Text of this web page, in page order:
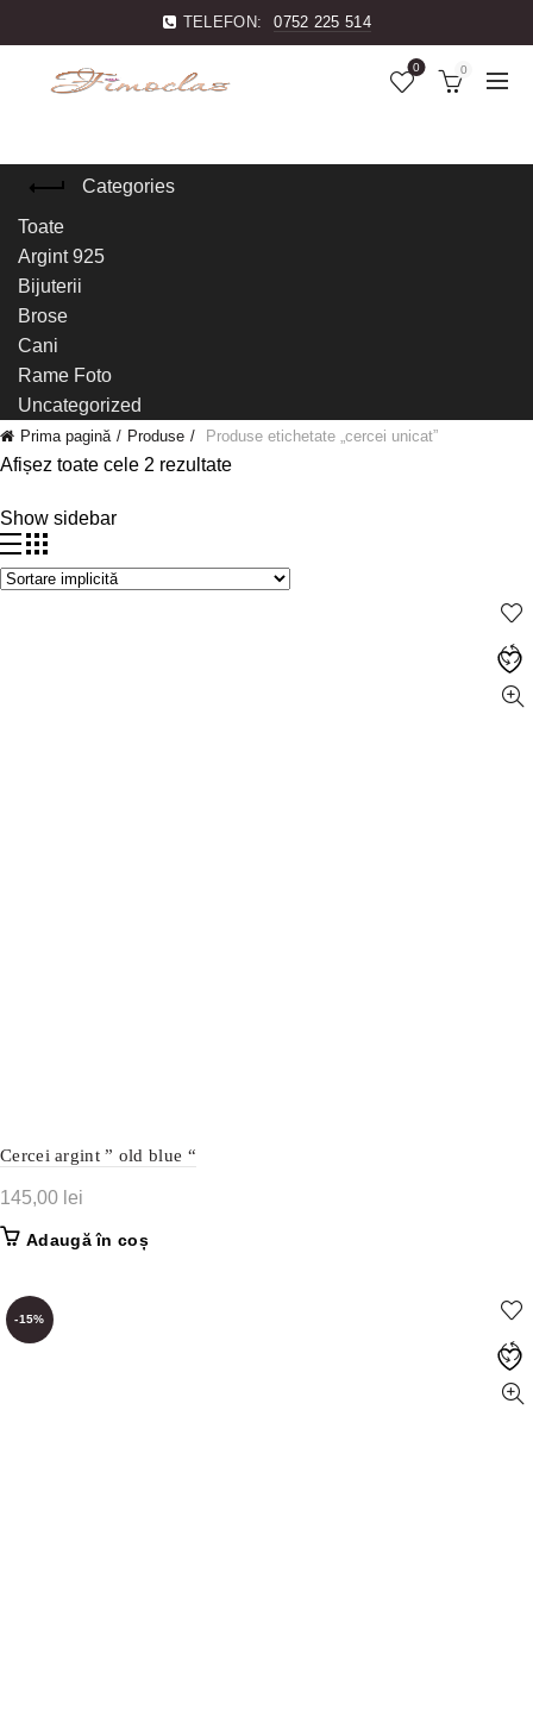
TELEFON: 0752 225 514
0 0
Categories
Toate
Argint 925
Bijuterii
Brose
Cani
Rame Foto
Uncategorized
Prima pagină Produse Produse etichetate „cercei unicat”
Afișez toate cele 2 rezultate
Show sidebar
Cercei argint ” old blue “
145,00 lei
Adaugă în coș
-15%